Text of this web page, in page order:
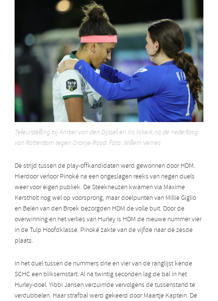
Teleurstelling bij Amber van den Dijssel en Iris Nikerk na de nederlaag
van Rotterdam tegen Oranje-Rood. Foto: Willem Vernes
De strijd tussen de play-offkandidaten werd gewonnen door HDM.
Hierdoor verloor Pinoké na een ongeslagen reeks van negen duels
weer voor eigen publiek. De Steekneuzen kwamen via Maxime
Kerstholt nog wel op voorsprong, maar doelpunten van Millie Giglio
en Belén van den Broek bezorgden HDM de volle buit. Door de
overwinning en het verlies van Hurley is HDM de nieuwe nummer vier
in de Tulp Hoofdklasse. Pinoké zakte van de vijfde naar de zesde
plaats.
In het duel tussen de nummers drie en vier van de ranglijst kende
SCHC een bliksemstart. Al na twintig seconden lag de bal in het
Hurley-doel. Yibbi Jansen verzuimde vervolgens de tussenstand te
verdubbelen. Haar strafbal werd gekeerd door Maartje Kaptein. De